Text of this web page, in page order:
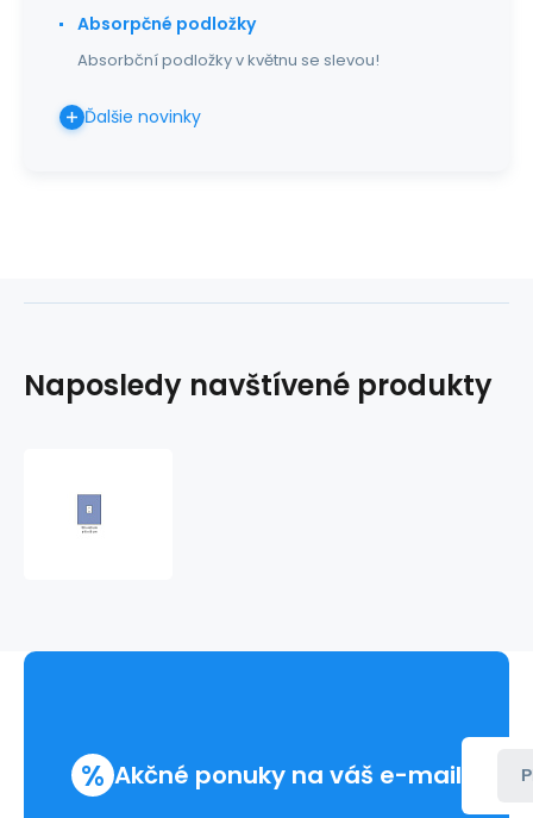
Absorpčné podložky
Absorbční podložky v květnu se slevou!
Ďalšie novinky
Naposledy navštívené produkty
(150
% Akčné ponuky na váš e-mail